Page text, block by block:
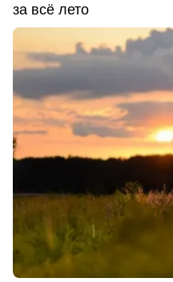
за всё лето